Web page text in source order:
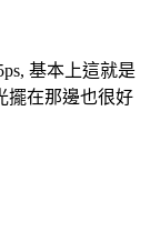
基本上這就是
擺在那邊也很好